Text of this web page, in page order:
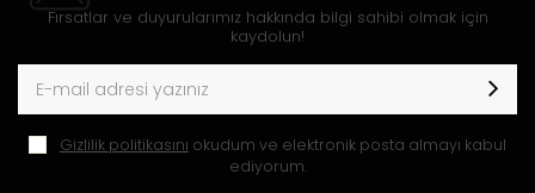
Fırsatlar ve duyurularımız hakkında bilgi sahibi olmak için
kaydolun!
Gizlilik politikasını okudum ve elektronik posta almayı kabul
ediyorum.